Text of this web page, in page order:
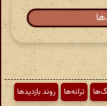
ترانه‌ها
روند بازدیدها